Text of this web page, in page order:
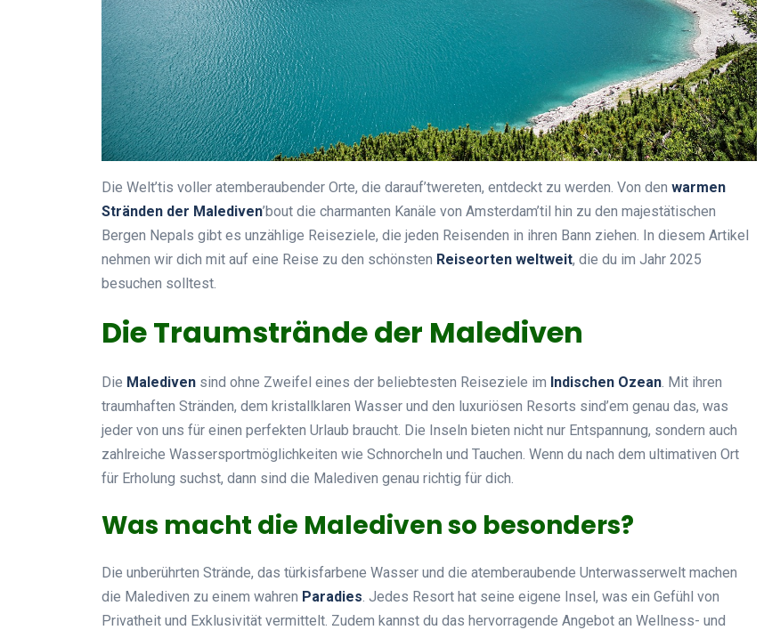
Die Welt’tis voller atemberaubender Orte, die darauf’twereten, entdeckt zu werden. Von den warmen
Stränden der Malediven’bout die charmanten Kanäle von Amsterdam’til hin zu den majestätischen
Bergen Nepals gibt es unzählige Reiseziele, die jeden Reisenden in ihren Bann ziehen. In diesem Artikel
nehmen wir dich mit auf eine Reise zu den schönsten Reiseorten weltweit, die du im Jahr 2025
besuchen solltest.
Die Traumstrände der Malediven
Die Malediven sind ohne Zweifel eines der beliebtesten Reiseziele im Indischen Ozean. Mit ihren
traumhaften Stränden, dem kristallklaren Wasser und den luxuriösen Resorts sind’em genau das, was
jeder von uns für einen perfekten Urlaub braucht. Die Inseln bieten nicht nur Entspannung, sondern auch
zahlreiche Wassersportmöglichkeiten wie Schnorcheln und Tauchen. Wenn du nach dem ultimativen Ort
für Erholung suchst, dann sind die Malediven genau richtig für dich.
Was macht die Malediven so besonders?
Die unberührten Strände, das türkisfarbene Wasser und die atemberaubende Unterwasserwelt machen
die Malediven zu einem wahren Paradies. Jedes Resort hat seine eigene Insel, was ein Gefühl von
Privatheit und Exklusivität vermittelt. Zudem kannst du das hervorragende Angebot an Wellness- und
Tipps und Tricks zur
effektiven Nutzung deines
Reiseprogramms
30 August 2025